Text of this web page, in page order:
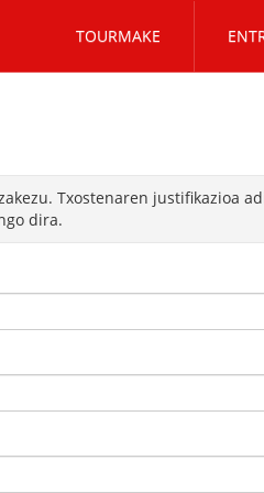
TOURMAKE
Txostenaren justifikazioa
dira.